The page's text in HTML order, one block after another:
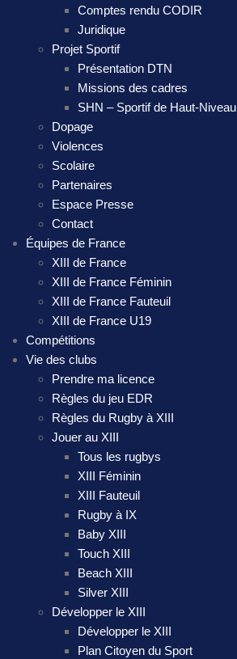
Comptes rendu CODIR
Juridique
Projet Sportif
Présentation DTN
Missions des cadres
SHN – Sportif de Haut-Niveau
Dopage
Violences
Scolaire
Partenaires
Espace Presse
Contact
Équipes de France
XIII de France
XIII de France Féminin
XIII de France Fauteuil
XIII de France U19
Compétitions
Vie des clubs
Prendre ma licence
Règles du jeu EDR
Règles du Rugby à XIII
Jouer au XIII
Tous les rugbys
XIII Féminin
XIII Fauteuil
Rugby à IX
Baby XIII
Touch XIII
Beach XIII
Silver XIII
Développer le XIII
Développer le XIII
Plan Citoyen du Sport